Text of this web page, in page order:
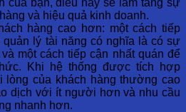
của bạn, điều này sẽ làm tăng sự
và hiệu quả kinh doanh.
hàng cao hơn: một cách tiếp
quản lý tài năng có nghĩa là có sự
một cách tiếp cận nhất quán để
Khi hệ thống được tích hợp
lòng của khách hàng thường cao
dịch với ít người hơn và nhu cầu
nhanh hơn.